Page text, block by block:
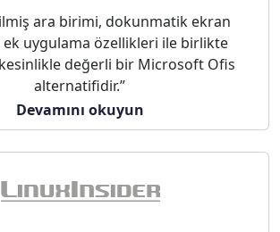
ara birimi, dokunmatik ekran
ek uygulama özellikleri ile birlikte
değerli bir Microsoft Ofis
alternatifidir.”
Devamını okuyun